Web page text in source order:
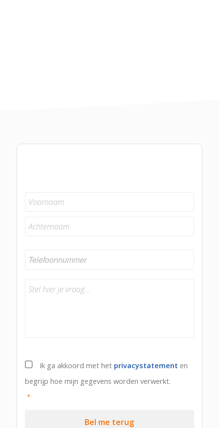
Ik ga akkoord met het privacystatement en
begrijp hoe mijn gegevens worden verwerkt.
*